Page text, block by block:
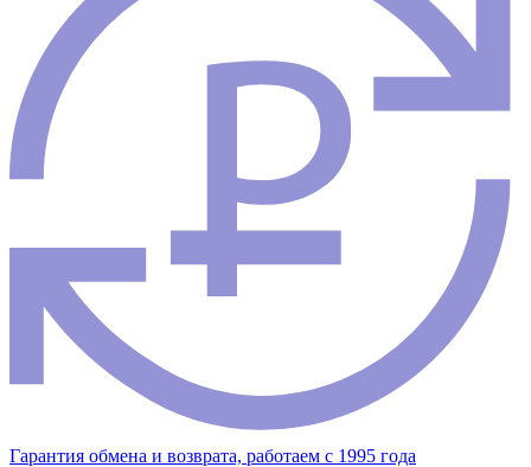
Гарантия обмена и возврата, работаем с 1995 года